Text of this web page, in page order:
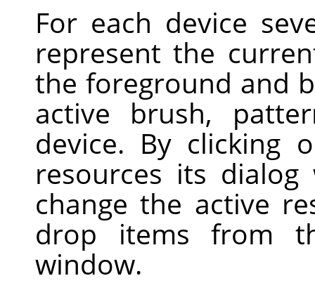
For each device
represent the
the foreground and
active brush,
device. By
resources its
change the active
drop items from
window.